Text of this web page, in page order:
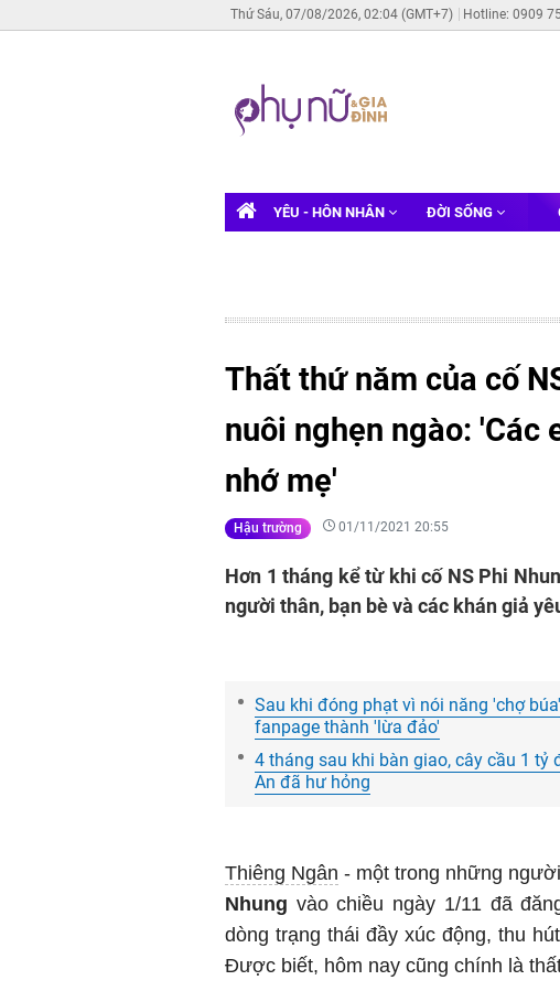
Thứ Sáu, 07/08/2026, 02:04 (GMT+7) Hotline: 0909
YÊU - HÔN NHÂN ĐỜI SỐNG
Thất thứ năm của cố
nuôi nghẹn ngào: 'Các
nhớ mẹ'
Hậu trường 01/11/2021 20:55
Hơn 1 tháng kể từ khi cố NS Phi
người thân, bạn bè và các khán giả
Sau khi đóng phạt vì nói năng 'chợ
fanpage thành 'lừa đảo'
4 tháng sau khi bàn giao, cây cầu 1
An đã hư hỏng
Thiêng Ngân - một trong những
Nhung vào chiều ngày 1/11 đã
dòng trạng thái đầy xúc động, thu
Được biết, hôm nay cũng chính là